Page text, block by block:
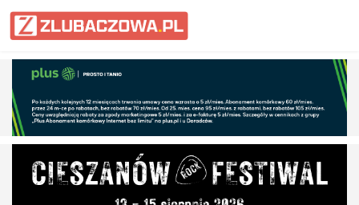
Informacje Lubaczów, powiat